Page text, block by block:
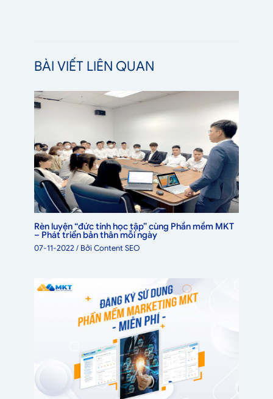
BÀI VIẾT LIÊN QUAN
Rèn luyện “đức tính học tập” cùng Phần mềm MKT
– Phát triển bản thân mỗi ngày
07-11-2022/ BởiContent SEO